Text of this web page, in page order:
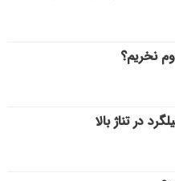
نخریم؟
در تناژ بالا